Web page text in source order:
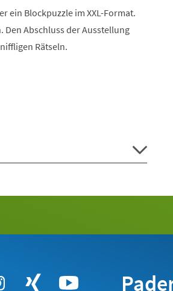
ein Blockpuzzle im XXL-Format.
Abschluss der Ausstellung
Rätseln.